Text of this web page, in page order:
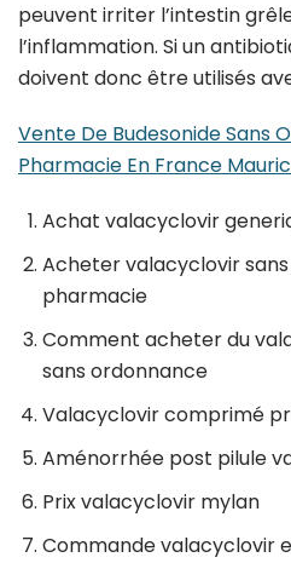
peuvent irriter l’intestin
l’inflammation. Si un
doivent donc être utilisés
Vente De Budesonide Sans
Pharmacie En France
Achat valacyclovir
Acheter valacyclovir
pharmacie
Comment acheter du
sans ordonnance
Valacyclovir comprimé
Aménorrhée post pilule
Prix valacyclovir mylan
Commande valacyclovir